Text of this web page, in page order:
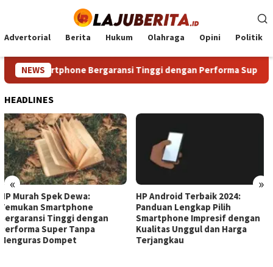
konten
Advertorial Berita Hukum Olahraga Opini Politik
NEWS
Smartphone Bergaransi Tinggi dengan Performa Super
HEADLINES
« »
HP Android Terbaik 2024:
Panduan Lengkap Pilih
Smartphone Impresif dengan
Kualitas Unggul dan Harga
Terjangkau
HP Terbaik di Kelasnya:
Panduan Lengkap Memilih
Smartphone Premium untuk
Kebutuhan Sehari‑hari Anda